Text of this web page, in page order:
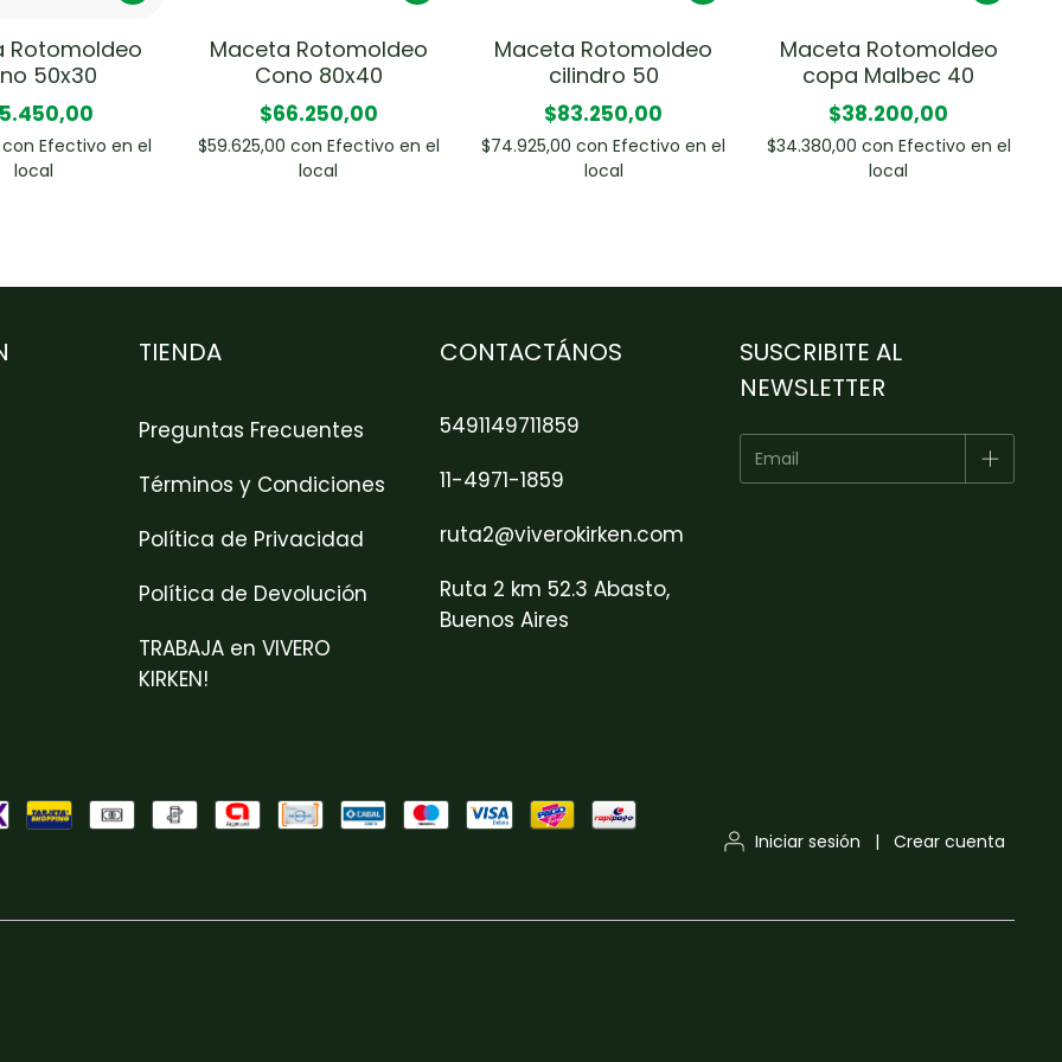
Rotomoldeo
50x30
con Efectivo en el
local
Maceta Rotomoldeo
Cono 80x40
$66.250,00
$59.625,00 con Efectivo en el
local
Maceta Rotomoldeo
cilindro 50
$83.250,00
$74.925,00con Efectivo en el
local
Maceta Rotomoldeo
copa Malbec 40
$38.200,00
$34.380,00 con Efectivo en el
local
TIENDA
Preguntas Frecuentes
Términos y Condiciones
Política de Privacidad
Política de Devolución
TRABAJA en VIVERO
KIRKEN!
CONTACTÁNOS
5491149711859
11-4971-1859
ruta2@viverokirken.com
Ruta 2 km 52.3 Abasto,
Buenos Aires
SUSCRIBITE AL
NEWSLETTER
Iniciar sesión | Crear cuenta